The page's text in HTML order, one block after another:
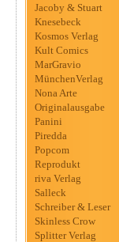
Jacoby & Stuart
Knesebeck
Kosmos Verlag
Kult Comics
MarGravio
MünchenVerlag
Nona Arte
Originalausgabe
Panini
Piredda
Popcom
Reprodukt
riva Verlag
Salleck
Schreiber & Leser
Skinless Crow
Splitter Verlag